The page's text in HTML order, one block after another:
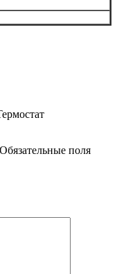
Обязательные поля